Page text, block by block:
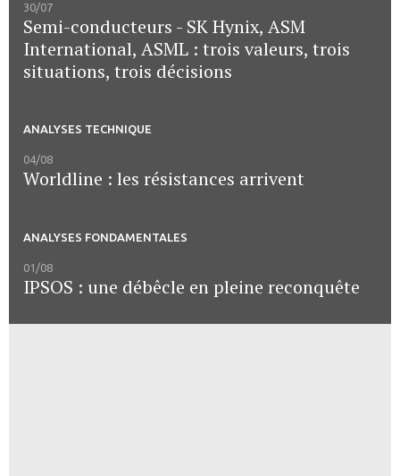
30/07
Semi-conducteurs - SK Hynix, ASM
International, ASML : trois valeurs, trois
situations, trois décisions
ANALYSES TECHNIQUE
04/08
Worldline : les résistances arrivent
ANALYSES FONDAMENTALES
01/08
IPSOS : une débêcle en pleine reconquête